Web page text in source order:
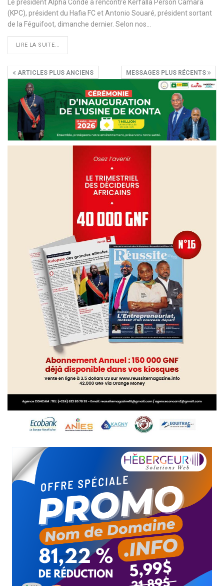
Le président Alpha Condé a rencontré Kerfalla Person Camara
(KPC), président du Hafia FC et Antonio Souaré, président sortant
de la Féguifoot, dimanche dernier. Selon nos
LIRE LA SUITE...
ARTICLES PLUS ANCIENS MESSAGES PLUS RÉCENTS